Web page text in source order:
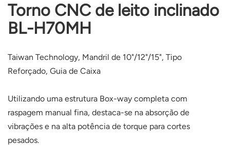
Torno CNC de leito inclinado
BL-H70MH
Taiwan Technology, Mandril de 10"/12"/15", Tipo
Reforçado, Guia de Caixa
Utilizando uma estrutura Box-way completa com
raspagem manual fina, destaca-se na absorção de
vibrações e na alta potência de torque para cortes
pesados.